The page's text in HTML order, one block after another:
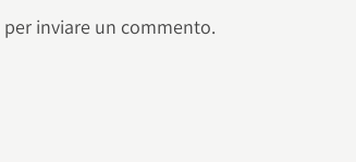
per inviare un commento.